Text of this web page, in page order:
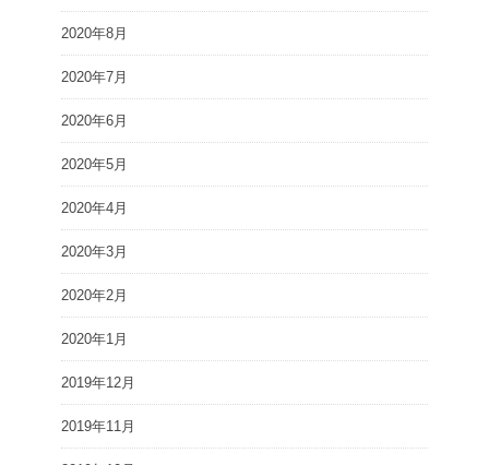
2020年8月
2020年7月
2020年6月
2020年5月
2020年4月
2020年3月
2020年2月
2020年1月
2019年12月
2019年11月